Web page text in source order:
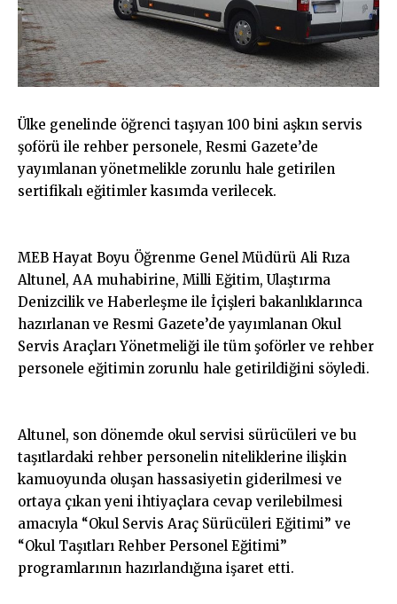
Ülke genelinde öğrenci taşıyan 100 bini aşkın servis
şoförü ile rehber personele, Resmi Gazete’de
yayımlanan yönetmelikle zorunlu hale getirilen
sertifikalı eğitimler kasımda verilecek.
MEB Hayat Boyu Öğrenme Genel Müdürü Ali Rıza
Altunel, AA muhabirine, Milli Eğitim, Ulaştırma
Denizcilik ve Haberleşme ile İçişleri bakanlıklarınca
hazırlanan ve Resmi Gazete’de yayımlanan Okul
Servis Araçları Yönetmeliği ile tüm şoförler ve rehber
personele eğitimin zorunlu hale getirildiğini söyledi.
Altunel, son dönemde okul servisi sürücüleri ve bu
taşıtlardaki rehber personelin niteliklerine ilişkin
kamuoyunda oluşan hassasiyetin giderilmesi ve
ortaya çıkan yeni ihtiyaçlara cevap verilebilmesi
amacıyla “Okul Servis Araç Sürücüleri Eğitimi” ve
“Okul Taşıtları Rehber Personel Eğitimi”
programlarının hazırlandığına işaret etti.